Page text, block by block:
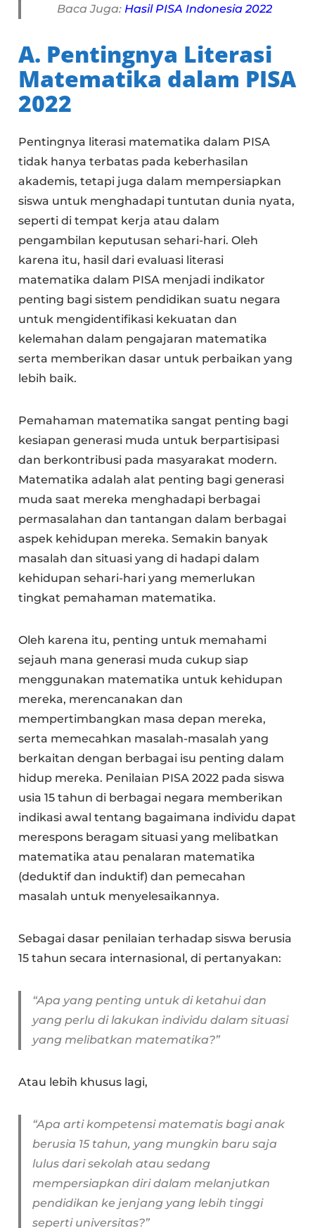
Baca Juga: Hasil PISA Indonesia 2022
A. Pentingnya Literasi
Matematika dalam PISA
2022
Pentingnya literasi matematika dalam PISA
tidak hanya terbatas pada keberhasilan
akademis, tetapi juga dalam mempersiapkan
siswa untuk menghadapi tuntutan dunia nyata,
seperti di tempat kerja atau dalam
pengambilan keputusan sehari-hari. Oleh
karena itu, hasil dari evaluasi literasi
matematika dalam PISA menjadi indikator
penting bagi sistem pendidikan suatu negara
untuk mengidentifikasi kekuatan dan
kelemahan dalam pengajaran matematika
serta memberikan dasar untuk perbaikan yang
lebih baik.
Pemahaman matematika sangat penting bagi
kesiapan generasi muda untuk berpartisipasi
dan berkontribusi pada masyarakat modern.
Matematika adalah alat penting bagi generasi
muda saat mereka menghadapi berbagai
permasalahan dan tantangan dalam berbagai
aspek kehidupan mereka. Semakin banyak
masalah dan situasi yang di hadapi dalam
kehidupan sehari-hari yang memerlukan
tingkat pemahaman matematika.
Oleh karena itu, penting untuk memahami
sejauh mana generasi muda cukup siap
menggunakan matematika untuk kehidupan
mereka, merencanakan dan
mempertimbangkan masa depan mereka,
serta memecahkan masalah-masalah yang
berkaitan dengan berbagai isu penting dalam
hidup mereka. Penilaian PISA 2022 pada siswa
usia 15 tahun di berbagai negara memberikan
indikasi awal tentang bagaimana individu dapat
merespons beragam situasi yang melibatkan
matematika atau penalaran matematika
(deduktif dan induktif) dan pemecahan
masalah untuk menyelesaikannya.
Sebagai dasar penilaian terhadap siswa berusia
15 tahun secara internasional, di pertanyakan:
“Apa yang penting untuk di ketahui dan
yang perlu di lakukan individu dalam situasi
yang melibatkan matematika?”
Atau lebih khusus lagi,
“Apa arti kompetensi matematis bagi anak
berusia 15 tahun, yang mungkin baru saja
lulus dari sekolah atau sedang
mempersiapkan diri dalam melanjutkan
pendidikan ke jenjang yang lebih tinggi
seperti universitas?”